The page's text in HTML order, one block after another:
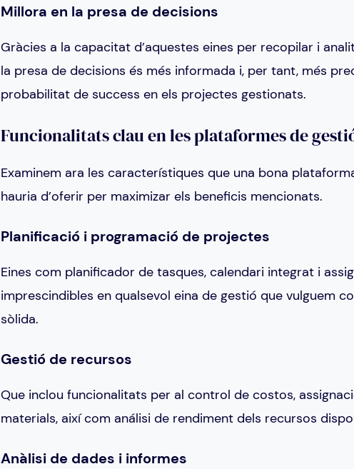
Millora en la presa de decisions
Gràcies a la capacitat d’aquestes eines per recopilar i
la presa de decisions és més informada i, per tant, més
probabilitat de success en els projectes gestionats.
Funcionalitats clau en les plataformes de
Examinem ara les característiques que una bona
hauria d’oferir per maximizar els beneficis mencionats.
Planificació i programació de projectes
Eines com planificador de tasques, calendari integrat i
imprescindibles en qualsevol eina de gestió que vulguem
sòlida.
Gestió de recursos
Que inclou funcionalitats per al control de costos,
materials, així com análisi de rendiment dels recursos
Anàlisi de dades i informes